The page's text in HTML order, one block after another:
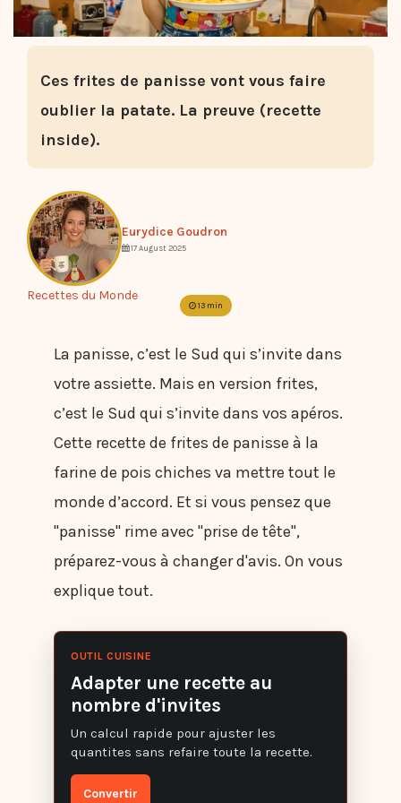
Ces frites de panisse vont vous faire
oublier la patate. La preuve (recette
inside).
Eurydice Goudron
17 August 2025
13 min
Recettes du Monde
La panisse, c’est le Sud qui s’invite dans
votre assiette. Mais en version frites,
c’est le Sud qui s’invite dans vos apéros.
Cette recette de frites de panisse à la
farine de pois chiches va mettre tout le
monde d’accord. Et si vous pensez que
"panisse" rime avec "prise de tête",
préparez-vous à changer d'avis. On vous
explique tout.
OUTIL CUISINE
Adapter une recette au
nombre d'invites
Un calcul rapide pour ajuster les
quantites sans refaire toute la recette.
Convertir